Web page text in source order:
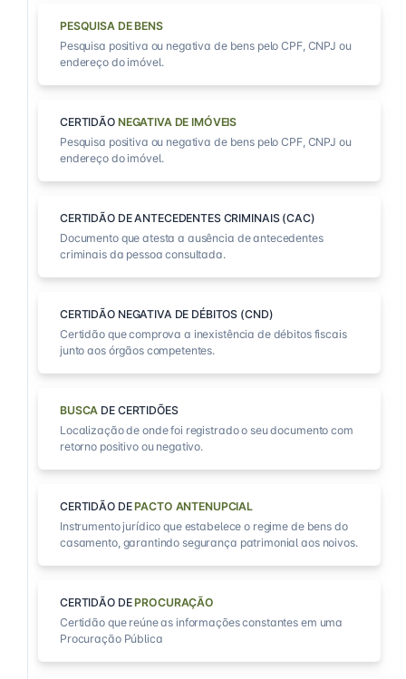
PESQUISA DE BENS
Pesquisa positiva ou negativa de bens pelo CPF, CNPJ ou
endereço do imóvel.
CERTIDÃO NEGATIVA DE IMÓVEIS
Pesquisa positiva ou negativa de bens pelo CPF, CNPJ ou
endereço do imóvel.
CERTIDÃO DE ANTECEDENTES CRIMINAIS (CAC)
Documento que atesta a ausência de antecedentes
criminais da pessoa consultada.
CERTIDÃO NEGATIVA DE DÉBITOS (CND)
Certidão que comprova a inexistência de débitos fiscais
junto aos órgãos competentes.
BUSCA DE CERTIDÕES
Localização de onde foi registrado o seu documento com
retorno positivo ou negativo.
CERTIDÃO DEPACTO ANTENUPCIAL
Instrumento jurídico que estabelece o regime de bens do
casamento, garantindo segurança patrimonial aos noivos.
CERTIDÃO DEPROCURAÇÃO
Certidão que reúne as informações constantes em uma
Procuração Pública